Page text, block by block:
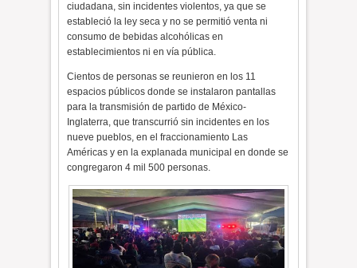
ciudadana, sin incidentes violentos, ya que se
estableció la ley seca y no se permitió venta ni
consumo de bebidas alcohólicas en
establecimientos ni en vía pública.
Cientos de personas se reunieron en los 11
espacios públicos donde se instalaron pantallas
para la transmisión de partido de México-
Inglaterra, que transcurrió sin incidentes en los
nueve pueblos, en el fraccionamiento Las
Américas y en la explanada municipal en donde se
congregaron 4 mil 500 personas.